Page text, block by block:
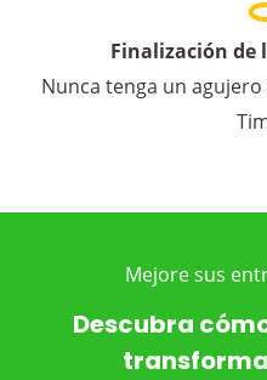
Finalización de
Nunca tenga un
Mejore sus
Descubra